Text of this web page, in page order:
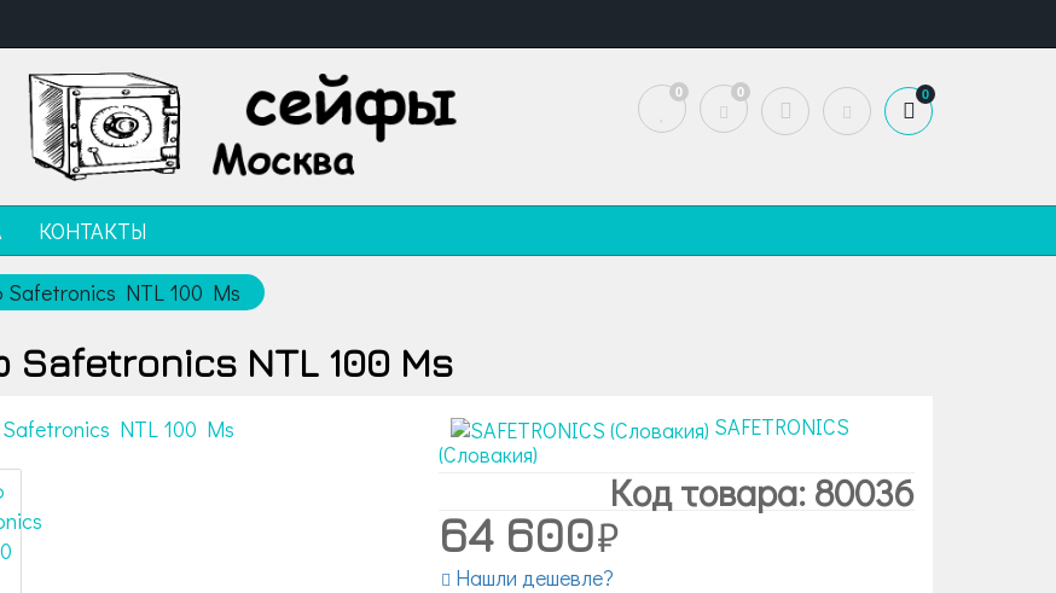
0 0 0
КОНТАКТЫ
Safetronics NTL 100 Ms
Safetronics NTL 100 Ms
SAFETRONICS
(Словакия)
Код товара: 80036
64 600
Нашли дешевле?